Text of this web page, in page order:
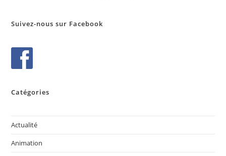
Suivez-nous sur Facebook
Catégories
Actualité
Animation